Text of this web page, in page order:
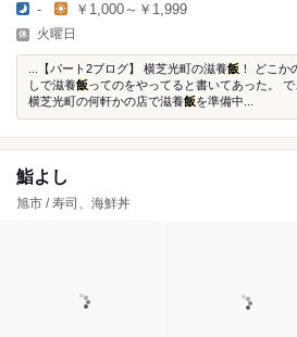
- ￥1,000～￥1,999
火曜日
...【パート2ブログ】 横芝光町の滋養飯 ！ どこか
しで滋養飯ってのをやってると書いてあった。
横芝光町の何軒かの店で滋養飯を準備中...
鮨よし
旭市 / 寿司、海鮮丼